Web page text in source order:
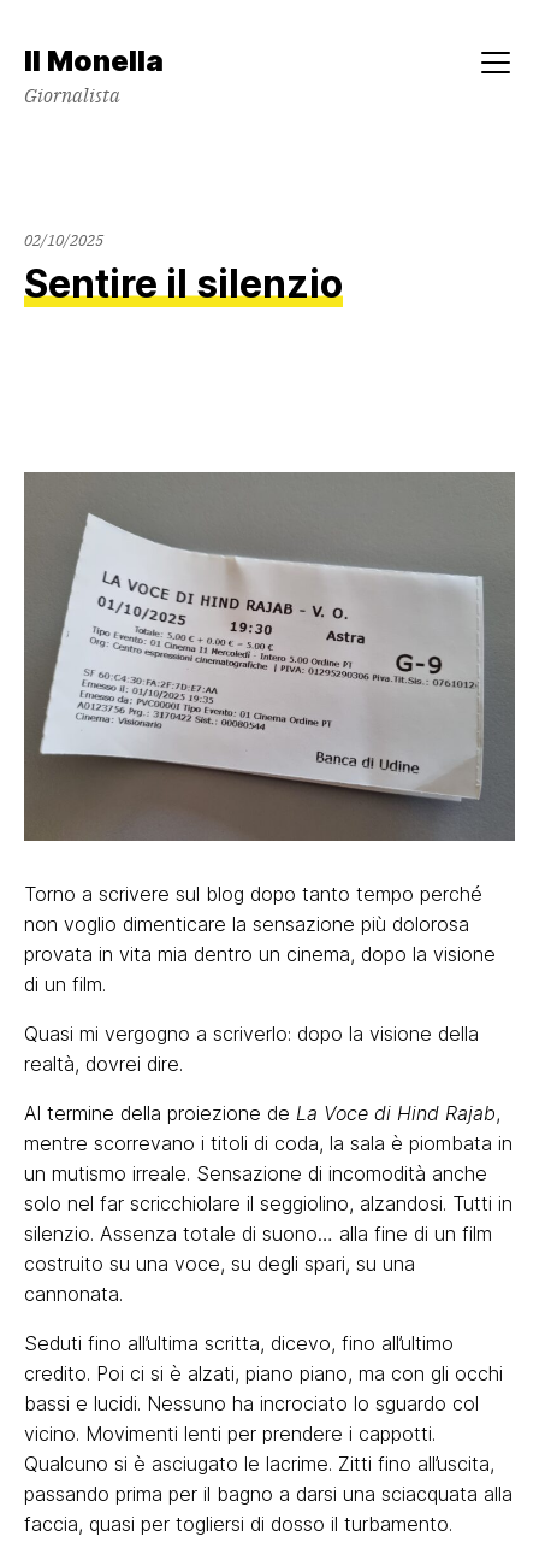
content
Il Monella
Giornalista
Menu
02/10/2025
Sentire il silenzio
Torno a scrivere sul blog dopo tanto tempo perché
non voglio dimenticare la sensazione più dolorosa
provata in vita mia dentro un cinema, dopo la visione
di un film.
Quasi mi vergogno a scriverlo: dopo la visione della
realtà, dovrei dire.
Al termine della proiezione de La Voce di Hind Rajab,
mentre scorrevano i titoli di coda, la sala è piombata in
un mutismo irreale. Sensazione di incomodità anche
solo nel far scricchiolare il seggiolino, alzandosi. Tutti in
silenzio. Assenza totale di suono… alla fine di un film
costruito su una voce, su degli spari, su una
cannonata.
Seduti fino all’ultima scritta, dicevo, fino all’ultimo
credito. Poi ci si è alzati, piano piano, ma con gli occhi
bassi e lucidi. Nessuno ha incrociato lo sguardo col
vicino. Movimenti lenti per prendere i cappotti.
Qualcuno si è asciugato le lacrime. Zitti fino all’uscita,
passando prima per il bagno a darsi una sciacquata alla
faccia, quasi per togliersi di dosso il turbamento.